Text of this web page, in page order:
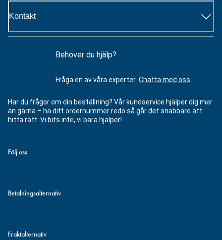
Kontakt
Behöver du hjälp?
Fråga en av våra experter. Chatta med oss
Har du frågor om din beställning? Vår kundservice hjälper dig mer
än gärna – ha ditt ordernummer redo så går det snabbare att
hitta rätt. Vi bits inte, vi bara hjälper!
Följ oss
Betalningsalternativ
Fraktalternativ